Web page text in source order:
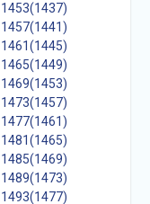
1453(1437)
1457(1441)
1461(1445)
1465(1449)
1469(1453)
1473(1457)
1477(1461)
1481(1465)
1485(1469)
1489(1473)
1493(1477)